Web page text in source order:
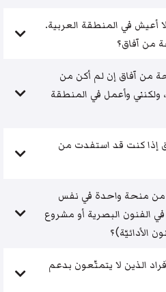
أعيش في المنطقة العربية.
من آفاق؟
من آفاق إن لم أكن من
ولكنني وأعمل في المنطقة
إذا كنت قد استفدت من
من منحة واحدة في نفس
الفنون البصرية أو مشروع
الأدائيّة)؟
الذين لا يتمتّعون بدعم